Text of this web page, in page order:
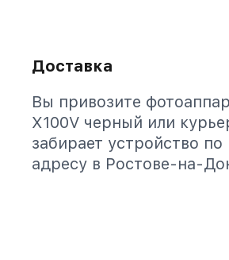
Доставка
Вы привозите
X100V черный или
забирает устройство
адресу в Ростове-на-